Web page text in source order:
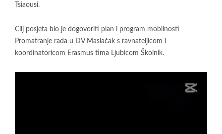
Tsiaousi.
Cilj posjeta bio je dogovoriti plan i program mobilnosti
Promatranje rada u DV Maslačak s ravnateljicom i
koordinatoricom Erasmus tima Ljubicom Školnik.